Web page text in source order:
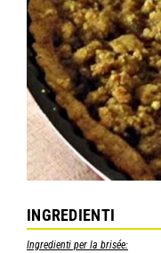
INGREDIENTI
Ingredienti per la brisée: